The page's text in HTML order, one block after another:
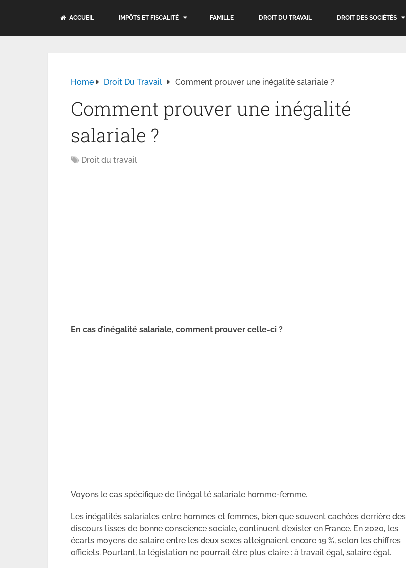
ACCUEIL IMPÔTS ET FISCALITÉ FAMILLE DROIT DU TRAVAIL DROIT DES SOCIÉTÉS
Home Droit Du Travail Comment prouver une inégalité salariale ?
Comment prouver une inégalité
salariale ?
Droit du travail
En cas d’inégalité salariale, comment prouver celle-ci ?
Voyons le cas spécifique de l’inégalité salariale homme-femme.
Les inégalités salariales entre hommes et femmes, bien que souvent cachées derrière des
discours lisses de bonne conscience sociale, continuent d’exister en France. En 2020, les
écarts moyens de salaire entre les deux sexes atteignaient encore 19 %, selon les chiffres
officiels. Pourtant, la législation ne pourrait être plus claire : à travail égal, salaire égal.